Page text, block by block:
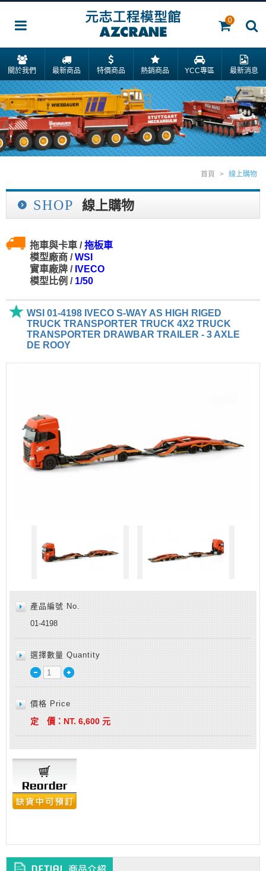
0
關於我們 最新商品 特價商品 熱銷商品 YCC專區 最新消息
SHOP 線上購物
首頁 > 線上購物
拖車與卡車 /拖板車
模型廠商 /WSI
實車廠牌 / IVECO
模型比例 / 1/50
WSI 01-4198 IVECO S-WAY AS HIGH RIGED
TRUCK TRANSPORTER TRUCK 4X2 TRUCK
TRANSPORTER DRAWBAR TRAILER - 3 AXLE
DE ROOY
產品編號 No.
01-4198
選擇數量 Quantity
價格 Price
定 價： NT. 6,600 元